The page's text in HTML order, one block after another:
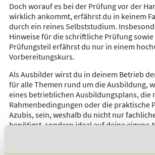
Doch worauf es bei der Prüfung vor der
wirklich ankommt, erfährst du in keinem
durch ein reines Selbststudium.
Hinweise für die schriftliche Prüfung
Prüfungsteil erfährst du nur in einem
Vorbereitungskurs.
Als Ausbilder wirst du in deinem Betrieb
für alle Themen rund um die Ausbildung,
eines betrieblichen Ausbildungsplans, die
Rahmenbedingungen oder die praktische
Azubis, sein, weshalb du nicht nur
benötigst, sondern ideal auf deine eigene
Ausbildereignungsprüfung vorbereitet